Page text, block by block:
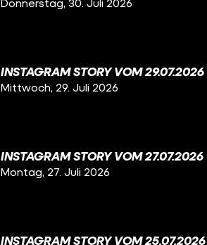
Donnerstag, 30. Juli 2026
INSTAGRAM STORY VOM 29.07.2026
Mittwoch, 29. Juli 2026
INSTAGRAM STORY VOM 27.07.2026
Montag, 27. Juli 2026
INSTAGRAM STORY VOM 25.07.2026